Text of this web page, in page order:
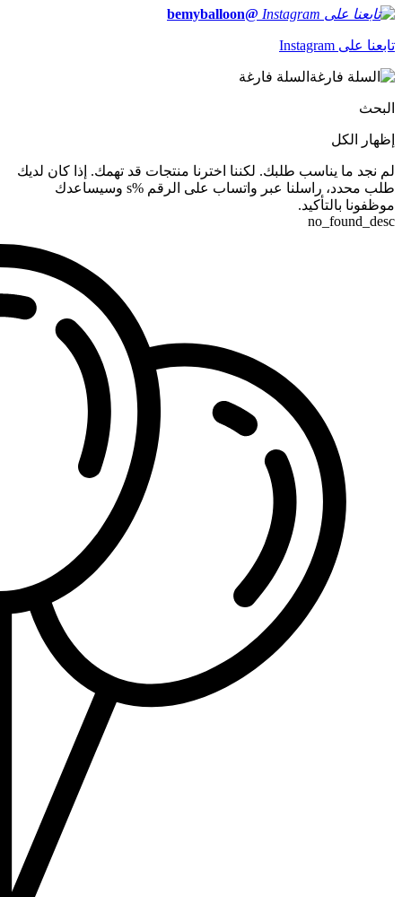
@bemyballoon
تابعنا على Instagram
السلة فارغة
البحث
إظهار الكل
لم نجد ما يناسب طلبك. لكننا اخترنا منتجات قد تهمك. إذا كان لديك
طلب محدد، راسلنا عبر واتساب على الرقم %s وسيساعدك
موظفونا بالتأكيد.
no_found_desc